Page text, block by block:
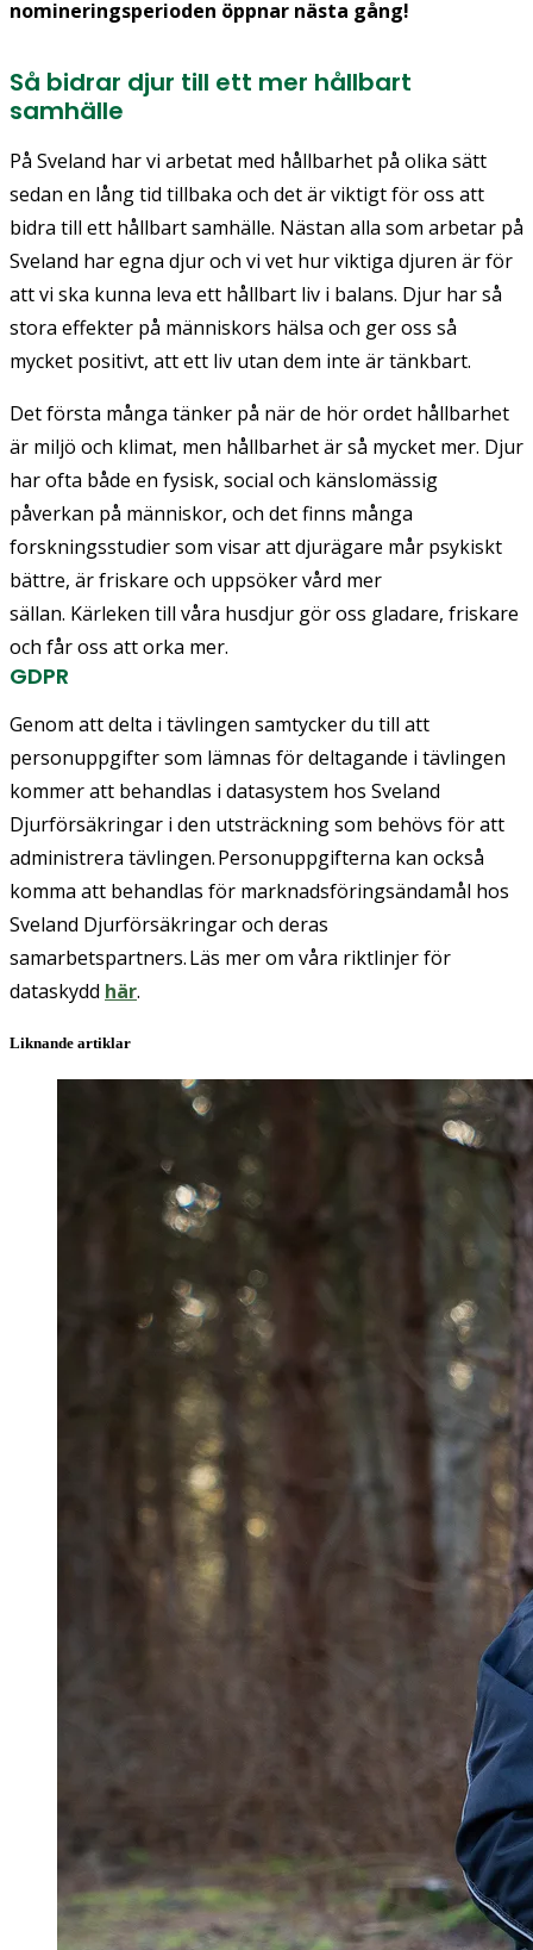
nomineringsperioden öppnar nästa gång!
Så bidrar djur till ett mer hållbart
samhälle
På Sveland har vi arbetat med hållbarhet på olika sätt
sedan en lång tid tillbaka och det är viktigt för oss att
bidra till ett hållbart samhälle. Nästan alla som arbetar på
Sveland har egna djur och vi vet hur viktiga djuren är för
att vi ska kunna leva ett hållbart liv i balans. Djur har så
stora effekter på människors hälsa och ger oss så
mycket positivt, att ett liv utan dem inte är tänkbart.
Det första många tänker på när de hör ordet hållbarhet
är miljö och klimat, men hållbarhet är så mycket mer. Djur
har ofta både en fysisk, social och känslomässig
påverkan på människor, och det finns många
forskningsstudier som visar att djurägare mår psykiskt
bättre, är friskare och uppsöker vård mer
sällan. Kärleken till våra husdjur gör oss gladare, friskare
och får oss att orka mer.
GDPR
Genom att delta i tävlingen samtycker du till att
personuppgifter som lämnas för deltagande i tävlingen
kommer att behandlas i datasystem hos Sveland
Djurförsäkringar i den utsträckning som behövs för att
administrera tävlingen. Personuppgifterna kan också
komma att behandlas för marknadsföringsändamål hos
Sveland Djurförsäkringar och deras
samarbetspartners. Läs mer om våra riktlinjer för
dataskydd här.
Liknande artiklar